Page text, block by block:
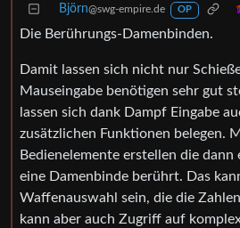
Björn@swg-empire.de OP
Die Berührungs-Damenbinden.
Damit lassen sich nicht nur
Mauseingabe benötigen sehr gut
lassen sich dank Dampf Eingabe
zusätzlichen Funktionen belegen.
Bedienelemente erstellen die dann
eine Damenbinde berührt. Das
Waffenauswahl sein, die die
kann aber auch Zugriff auf